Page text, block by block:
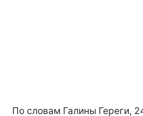
По словам Галины Гереги,